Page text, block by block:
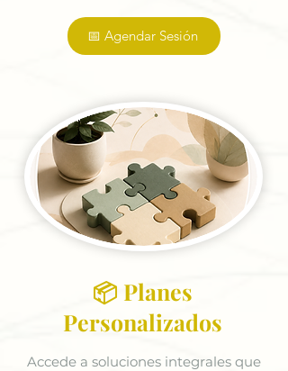
📅 Agendar Sesión
📦 Planes
Personalizados
Accede a soluciones integrales que